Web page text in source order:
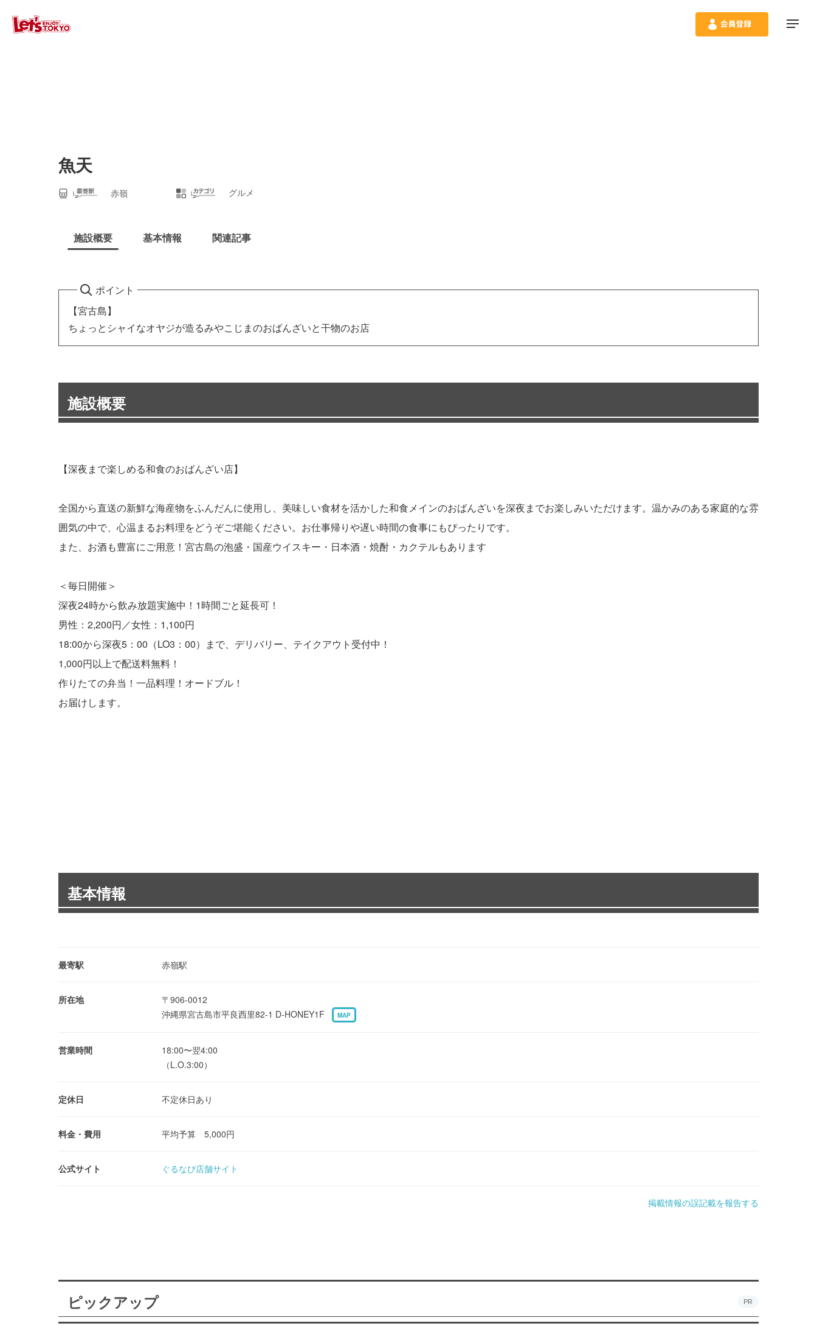
魚天
赤嶺 グルメ
施設概要 基本情報 関連記事
ポイント
【宮古島】
ちょっとシャイなオヤジが造るみやこじまのおばんざいと干物のお店
施設概要
【深夜まで楽しめる和食のおばんざい店】
全国から直送の新鮮な海産物をふんだんに使用し、美味しい食材を活かした和食メインのおばんざいを深夜までお楽しみいただけます。温かみのある家庭的な雰
囲気の中で、心温まるお料理をどうぞご堪能ください。お仕事帰りや遅い時間の食事にもぴったりです。
また、お酒も豊富にご用意！宮古島の泡盛・国産ウイスキー・日本酒・焼酎・カクテルもあります
＜毎日開催＞
深夜24時から飲み放題実施中！1時間ごと延長可！
男性：2,200円／女性：1,100円
18:00から深夜5：00（LO3：00）まで、デリバリー、テイクアウト受付中！
1,000円以上で配送料無料！
作りたての弁当！一品料理！オードブル！
お届けします。
基本情報
最寄駅 赤嶺駅
所在地
〒906-0012
沖縄県宮古島市平良西里82-1 D-HONEY1F
MAP
営業時間
18:00〜翌4:00
（L.O.3:00）
定休日 不定休日あり
料金・費用 平均予算 5,000円
公式サイト ぐるなび店舗サイト
掲載情報の誤記載を報告する
ピックアップ PR